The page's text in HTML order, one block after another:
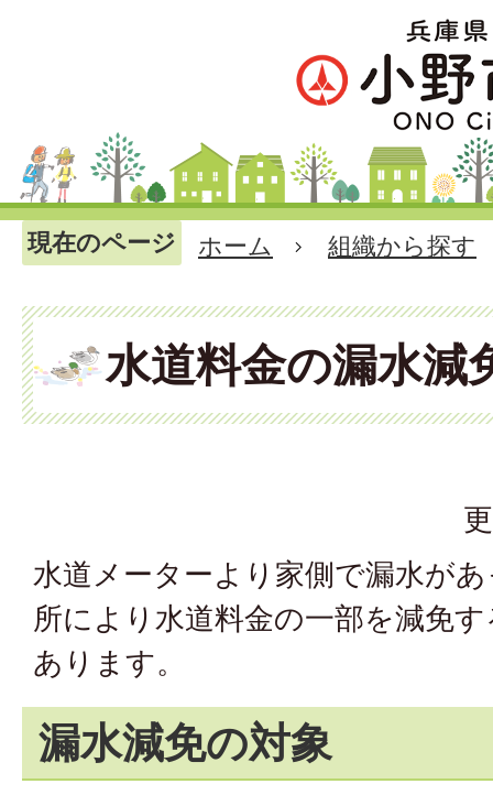
現在のページ ホーム 組織から探す
水道料金の漏水減
水道メーターより家側で漏水が
所により水道料金の一部を減免
あります。
漏水減免の対象